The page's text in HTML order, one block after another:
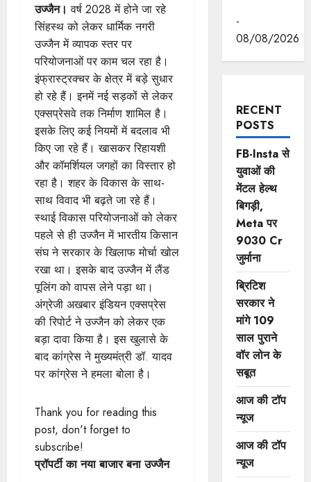
उज्जैन। वर्ष 2028 में होने जा रहे
सिंहस्थ को लेकर धार्मिक नगरी
उज्जैन में व्यापक स्तर पर
परियोजनाओं पर काम चल रहा है।
इंफ्रास्ट्रक्चर के क्षेत्र में बड़े सुधार
हो रहे हैं। इनमें नई सड़कों से लेकर
एक्सप्रेसवे तक निर्माण शामिल है।
इसके लिए कई नियमों में बदलाव भी
किए जा रहे हैं। खासकर रिहायशी
और कॉमर्शियल जगहों का विस्तार हो
रहा है। शहर के विकास के साथ-
साथ विवाद भी बढ़ते जा रहे हैं।
स्थाई विकास परियोजनाओं को लेकर
पहले से ही उज्जैन में भारतीय किसान
संघ ने सरकार के खिलाफ मोर्चा खोल
रखा था। इसके बाद उज्जैन में लैंड
पूलिंग को वापस लेने पड़ा था।
अंग्रेजी अखबार इंडियन एक्सप्रेस
की रिपोर्ट ने उज्जैन को लेकर एक
बड़ा दावा किया है। इस खुलासे के
बाद कांग्रेस ने मुख्यमंत्री डॉ. यादव
पर कांग्रेस ने हमला बोला है।
Thank you for reading this
post, don't forget to
subscribe!
प्रॉपर्टी का नया बाजार बना उज्जैन
-
08/08/2026
RECENT
POSTS
FB-Insta से
युवाओं की
मेंटल हेल्थ
बिगड़ी,
Meta पर
9030 Cr
जुर्माना
ब्रिटिश
सरकार ने
मांगे 109
साल पुराने
वॉर लोन के
सबूत
आज की टॉप
न्यूज
आज की टॉप
न्यूज